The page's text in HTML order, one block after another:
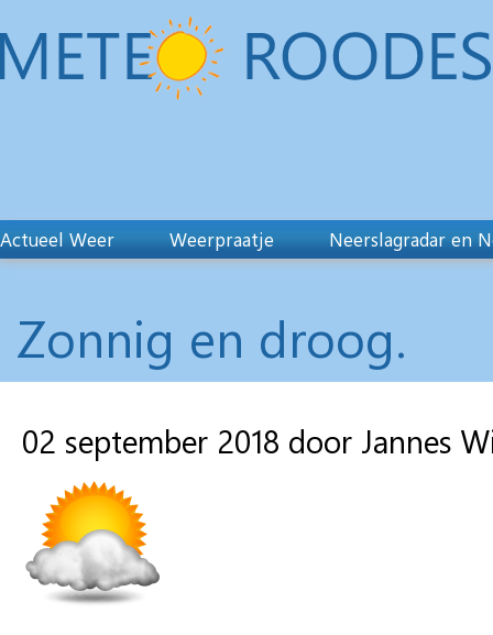
Actueel Weer Weerpraatje Neerslagradar en
Zonnig en droog.
02 september 2018 door Jannes